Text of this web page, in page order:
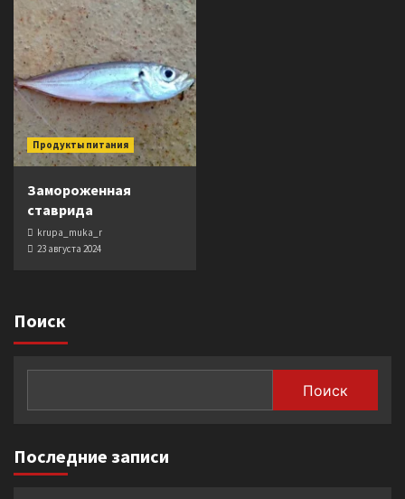
Продукты питания
Замороженная
ставрида
krupa_muka_r
23 августа 2024
Поиск
Поиск
Последние записи